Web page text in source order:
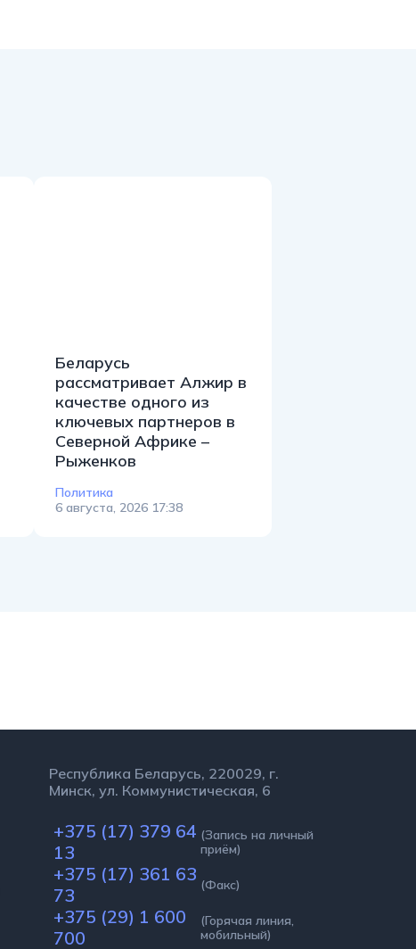
Беларусь
рассматривает Алжир в
качестве одного из
ключевых партнеров в
Северной Африке –
Рыженков
Политика
6 августа, 2026 17:38
Республика Беларусь, 220029, г.
Минск, ул. Коммунистическая, 6
+375 (17) 379 64
13
(Запись на личный
приём)
+375 (17) 361 63
73
(Факс)
+375 (29) 1 600
700
(Горячая линия,
мобильный)